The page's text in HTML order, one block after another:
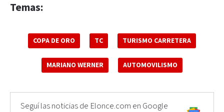
Temas:
COPA DE ORO TC TURISMO CARRETERA
MARIANO WERNER AUTOMOVILISMO
Seguí las noticias de Elonce.com en Google